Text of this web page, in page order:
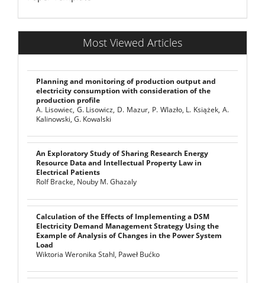
Most Viewed Articles
Planning and monitoring of production output and
electricity consumption with consideration of the
production profile
A. Lisowiec, G. Lisowicz, D. Mazur, P. Wlazło, L. Książek, A.
Kalinowski, G. Kowalski
An Exploratory Study of Sharing Research Energy
Resource Data and Intellectual Property Law in
Electrical Patients
Rolf Bracke, Nouby M. Ghazaly
Calculation of the Effects of Implementing a DSM
Electricity Demand Management Strategy Using the
Example of Analysis of Changes in the Power System
Load
Wiktoria Weronika Stahl, Paweł Bućko